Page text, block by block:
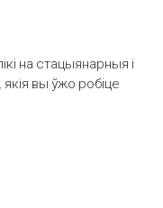
на стацыянарныя і
вы ўжо робіце